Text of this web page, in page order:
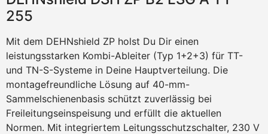
255
Mit dem DEHNshield ZP holst Du Dir einen
leistungsstarken Kombi-Ableiter (Typ 1+2+3) für TT-
und TN-S-Systeme in Deine Hauptverteilung. Die
montagefreundliche Lösung auf 40-mm-
Sammelschienenbasis schützt zuverlässig bei
Freileitungseinspeisung und erfüllt die aktuellen
Normen. Mit integriertem Leitungsschutzschalter, 230 V